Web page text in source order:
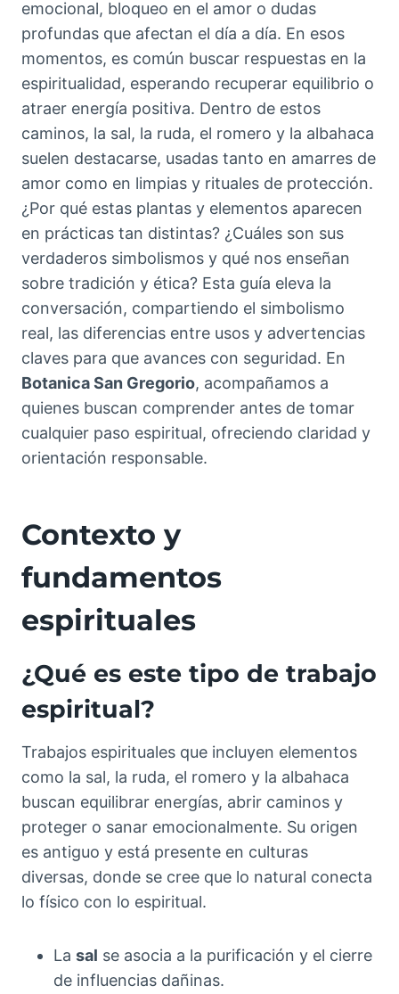
emocional, bloqueo en el amor o dudas
profundas que afectan el día a día. En esos
momentos, es común buscar respuestas en la
espiritualidad, esperando recuperar equilibrio o
atraer energía positiva. Dentro de estos
caminos, la sal, la ruda, el romero y la albahaca
suelen destacarse, usadas tanto en amarres de
amor como en limpias y rituales de protección.
¿Por qué estas plantas y elementos aparecen
en prácticas tan distintas? ¿Cuáles son sus
verdaderos simbolismos y qué nos enseñan
sobre tradición y ética? Esta guía eleva la
conversación, compartiendo el simbolismo
real, las diferencias entre usos y advertencias
claves para que avances con seguridad. En
Botanica San Gregorio, acompañamos a
quienes buscan comprender antes de tomar
cualquier paso espiritual, ofreciendo claridad y
orientación responsable.
Contexto y
fundamentos
espirituales
¿Qué es este tipo de trabajo
espiritual?
Trabajos espirituales que incluyen elementos
como la sal, la ruda, el romero y la albahaca
buscan equilibrar energías, abrir caminos y
proteger o sanar emocionalmente. Su origen
es antiguo y está presente en culturas
diversas, donde se cree que lo natural conecta
lo físico con lo espiritual.
La sal se asocia a la purificación y el cierre
de influencias dañinas.